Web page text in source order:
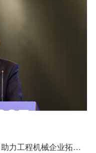
周卫东：携手搭建国际交流平台，助力工程机械企业拓展海内外市场